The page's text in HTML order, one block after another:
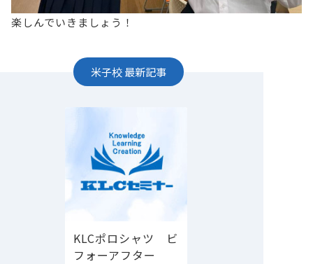
楽しんでいきましょう！
米子校最新記事
KLCポロシャツ ビ
フォーアフター